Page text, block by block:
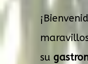
su